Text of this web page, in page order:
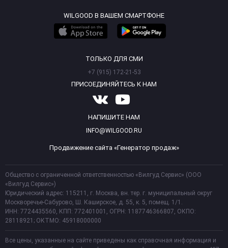
WILGOOD В ВАШЕМ СМАРТФОНЕ
ТОЛЬКО ДЛЯ СМИ
+7 (915) 172-21-53
ПРИСОЕДИНЯЙТЕСЬ К НАМ
НАПИШИТЕ НАМ
INFO@WILGOOD.RU
Продвижение сайта «Генератор продаж»
Общество с ограниченной ответственностью «Вилгуд Сервис» (ООО
«Вилгуд Сервис»)
Юридический адрес: 115211, г. Москва, вн. тер. г. муниципальный округ
Москворечье-Сабурово, Ш. Каширское, д. 55, к. 5, помещ. 1/1.
ИНН: 7724435560, КПП: 772401001, ОГРН: 1187746366807, ОКПО:
28118921; ОКТМО: 45918000000
Все цены, указанные на сайте приведены как справочная информация и